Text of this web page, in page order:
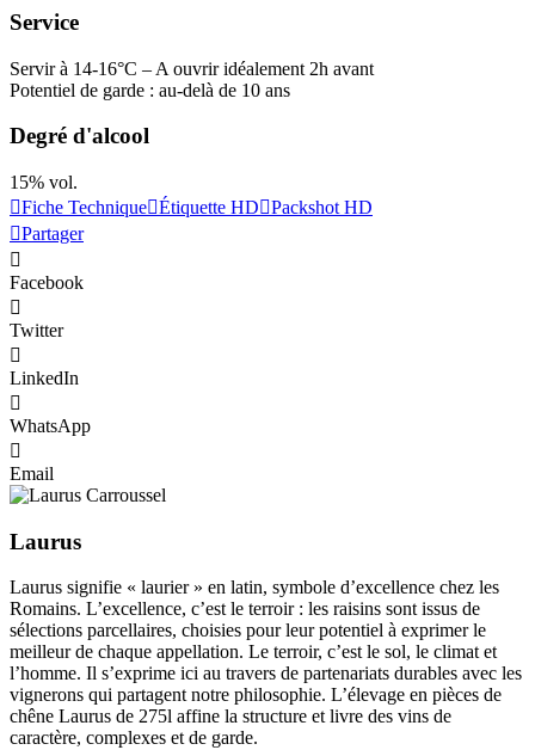
Service
Servir à 14-16°C – A ouvrir idéalement 2h avant
Potentiel de garde : au-delà de 10 ans
Degré d'alcool
15% vol.
Fiche Technique Étiquette HD
Packshot HD
Partager
Facebook
Twitter
LinkedIn
WhatsApp
Email
Laurus
Laurus signifie « laurier » en latin, symbole d’excellence chez les
Romains. L’excellence, c’est le terroir : les raisins sont issus de
sélections parcellaires, choisies pour leur potentiel à exprimer le
meilleur de chaque appellation. Le terroir, c’est le sol, le climat et
l’homme. Il s’exprime ici au travers de partenariats durables avec les
vignerons qui partagent notre philosophie. L’élevage en pièces de
chêne Laurus de 275l affine la structure et livre des vins de
caractère, complexes et de garde.